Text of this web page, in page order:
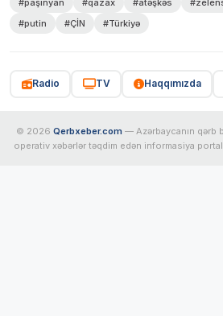
#putin
#ÇİN #Türkiyə
Radio TV Haqqımızda
© 2026 Qerbxeber.com — Azərbaycanın qərb
operativ xəbərlər təqdim edən informasiya